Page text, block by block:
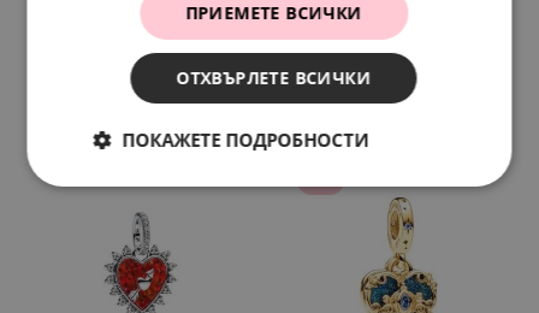
76.28
39.
Снежанка
138.86 лв.
ПРИЕМЕТЕ ВСИЧКИ
ОТХВЪРЛЕТЕ ВСИЧКИ
ПОКАЖЕТЕ ПОДРОБНОСТИ